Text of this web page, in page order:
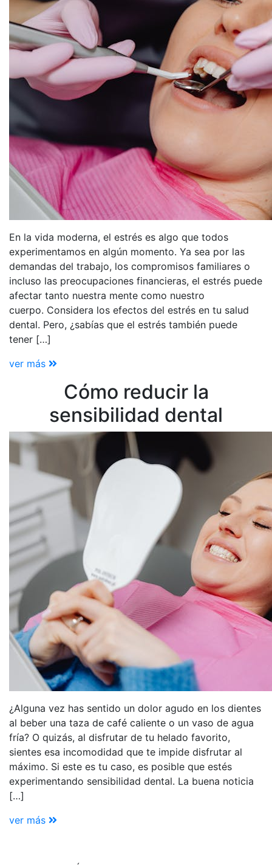
En la vida moderna, el estrés es algo que todos
experimentamos en algún momento. Ya sea por las
demandas del trabajo, los compromisos familiares o
incluso las preocupaciones financieras, el estrés puede
afectar tanto nuestra mente como nuestro
cuerpo. Considera los efectos del estrés en tu salud
dental. Pero, ¿sabías que el estrés también puede
tener […]
ver más
Cómo reducir la
sensibilidad dental
¿Alguna vez has sentido un dolor agudo en los dientes
al beber una taza de café caliente o un vaso de agua
fría? O quizás, al disfrutar de tu helado favorito,
sientes esa incomodidad que te impide disfrutar al
máximo. Si este es tu caso, es posible que estés
experimentando sensibilidad dental. La buena noticia
[…]
ver más